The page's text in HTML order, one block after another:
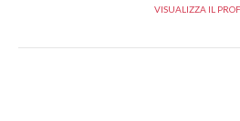
VISUALIZZA IL